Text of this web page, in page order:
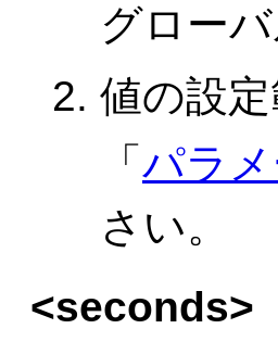
グロー
値の設定
「 パラ
さい。
<seconds>